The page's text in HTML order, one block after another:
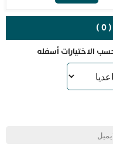
)
الاختيارات أسفله